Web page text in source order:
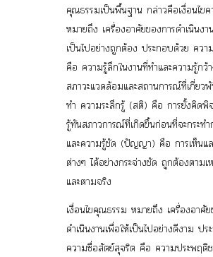
คุณธรรมเป็นพื้นฐาน กล่าวคือเงื่อนไข
หมายถึง เครื่องอาศัยของการดำเนินงา
เป็นไปอย่างถูกต้อง ประกอบด้วย ควา
คือ ความรู้ลึกในงานที่ทำและความรู้กว้
สภาวะแวดล้อมและสถานการณ์ที่เกี่ยว
ทำ ความระลึกรู้ (สติ) คือ การยั้งคิดพิ
รู้ทันสภาวการณ์ที่เกิดขึ้นก่อนที่จะกระทำ
และความรู้ชัด (ปัญญา) คือ การเห็นแล
ต่างๆ ได้อย่างกระจ่างชัด ถูกต้องตาม
และตามจริง
เงื่อนไขคุณธรรม หมายถึง เครื่องอาศัย
ดำเนินงานเพื่อให้เป็นไปอย่างดีงาม ปร
ความซื่อสัตย์สุจริต คือ ความประพฤติ